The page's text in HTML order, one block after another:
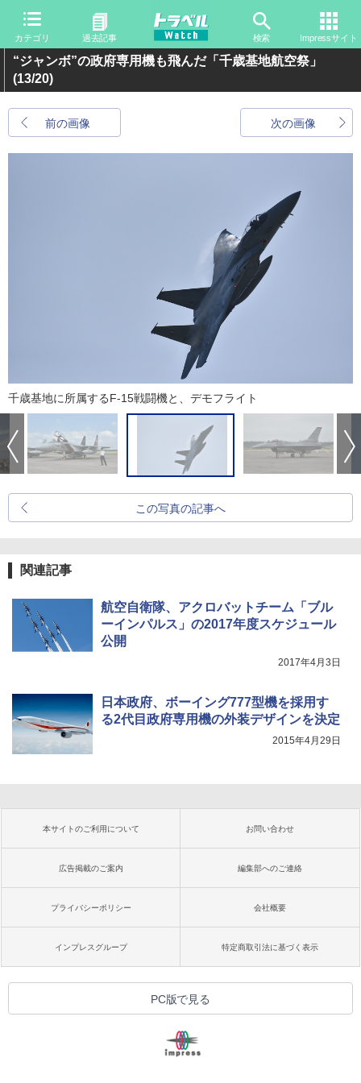
カテゴリ 過去記事 検索 Impressサイト
“ジャンボ”の政府専用機も飛んだ「千歳基地航空祭」
(13/20)
前の画像 次の画像
千歳基地に所属するF-15戦闘機と、デモフライト
この写真の記事へ
関連記事
航空自衛隊、アクロバットチーム「ブル
ーインパルス」の2017年度スケジュール
公開
2017年4月3日
日本政府、ボーイング777型機を採用す
る2代目政府専用機の外装デザインを決定
2015年4月29日
本サイトのご利用について お問い合わせ
広告掲載のご案内 編集部へのご連絡
プライバシーポリシー 会社概要
インプレスグループ 特定商取引法に基づく表示
PC版で見る